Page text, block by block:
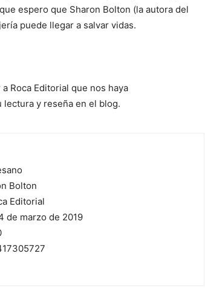
espero que Sharon Bolton (la autora del
puede llegar a salvar vidas.
Roca Editorial que nos haya
y reseña en el blog.
Bolton
Editorial
de marzo de 2019